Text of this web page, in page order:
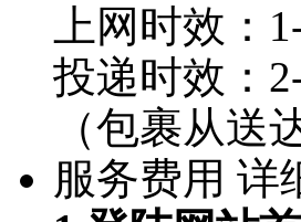
F**6
第一次在这发货，
价格比较合理，服
务也不错。
上网时效：
投递时效：
（包裹从送
服务费用 详